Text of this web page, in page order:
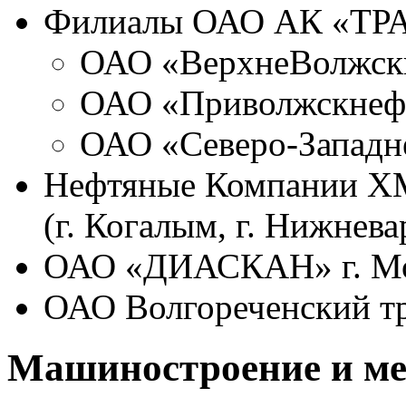
Филиалы ОАО АК
ОАО
ОАО
ОАО «Северо-
Нефтяные Компании
(г. Когалым, г.
ОАО «ДИАСКАН» г.
ОАО Волгореченский
Машиностроение и